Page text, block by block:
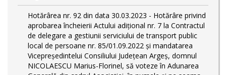
Hotărârea nr. 92 din data 30.03.2023 - Hotărâre privind
aprobarea încheierii Actului adițional nr. 7 la Contractul
de delegare a gestiunii serviciului de transport public
local de persoane nr. 85/01.09.2022 și mandatarea
Vicepreședintelui Consiliului Județean Argeș, domnul
NICOLAESCU Marius-Florinel, să voteze în Adunarea